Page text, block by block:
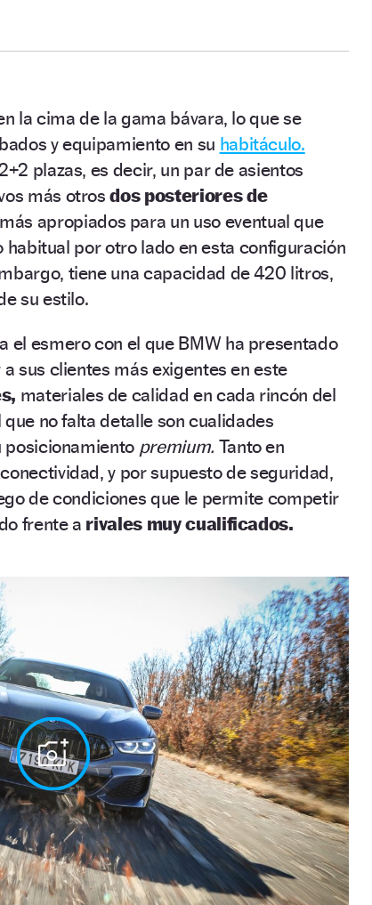
la cima de la gama bávara, lo que se
y equipamiento en su habitáculo.
plazas, es decir, un par de asientos
más otrosdos posteriores de
más apropiados para un uso eventual que
por otro lado en esta configuración
tiene una capacidad de 420 litros,
su estilo.
el esmero con el que BMW ha presentado
sus clientes más exigentes en este
materiales de calidad en cada rincón del
no falta detalle son cualidades
posicionamiento premium. Tanto en
y por supuesto de seguridad,
de condiciones que le permite competir
frente a rivales muy cualificados.